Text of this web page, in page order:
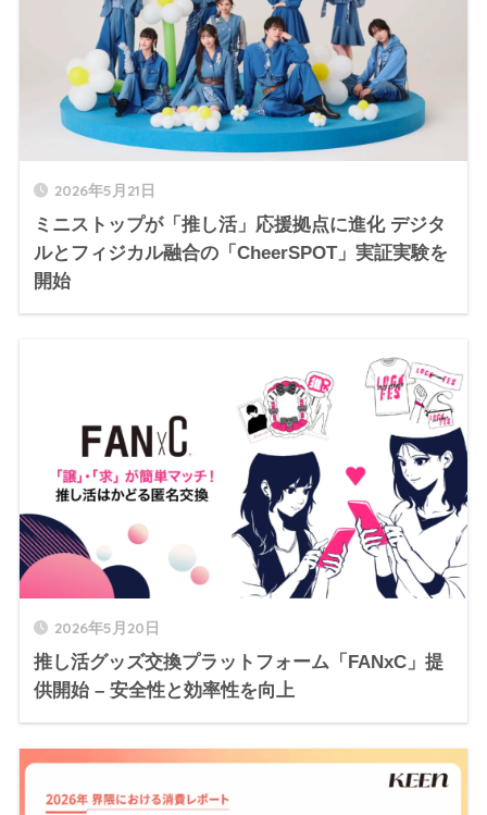
2026年5月21日
ミニストップが「推し活」応援拠点に進化 デジタ
ルとフィジカル融合の「CheerSPOT」実証実験を
開始
2026年5月20日
推し活グッズ交換プラットフォーム「FANxC」提
供開始 – 安全性と効率性を向上